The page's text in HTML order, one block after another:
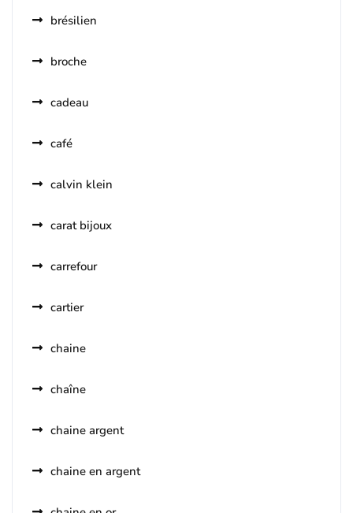
brésilien
broche
cadeau
café
calvin klein
carat bijoux
carrefour
cartier
chaine
chaîne
chaine argent
chaine en argent